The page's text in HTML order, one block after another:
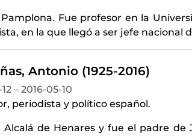
Pamplona. Fue profesor en la
en la que llegó a ser jefe nacional
Antonio (1925-2016)
– 2016-05-10
periodista y político español.
Alcalá de Henares y fue el padre